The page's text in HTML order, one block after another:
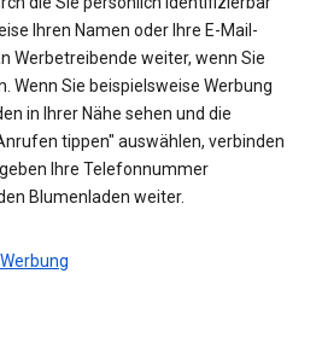
Ihren Namen oder Ihre E-Mail-
Werbetreibende weiter, wenn Sie
Wenn Sie beispielsweise Werbung
in Ihrer Nähe sehen und die
tippen" auswählen, verbinden
Ihre Telefonnummer
Blumenladen weiter.